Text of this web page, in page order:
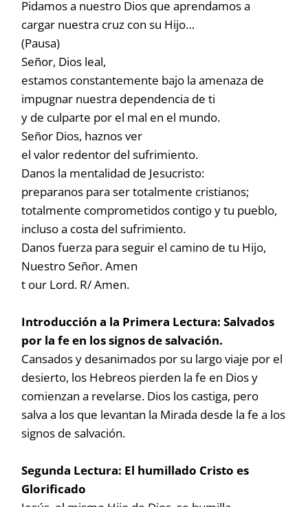
Pidamos a nuestro Dios que aprendamos a
cargar nuestra cruz con su Hijo…
(Pausa)
Señor, Dios leal,
estamos constantemente bajo la amenaza de
impugnar nuestra dependencia de ti
y de culparte por el mal en el mundo.
Señor Dios, haznos ver
el valor redentor del sufrimiento.
Danos la mentalidad de Jesucristo:
preparanos para ser totalmente cristianos;
totalmente comprometidos contigo y tu pueblo,
incluso a costa del sufrimiento.
Danos fuerza para seguir el camino de tu Hijo,
Nuestro Señor. Amen
t our Lord. R/ Amen.
Introducción a la Primera Lectura: Salvados
por la fe en los signos de salvación.
Cansados y desanimados por su largo viaje por el
desierto, los Hebreos pierden la fe en Dios y
comienzan a revelarse. Dios los castiga, pero
salva a los que levantan la Mirada desde la fe a los
signos de salvación.
Segunda Lectura: El humillado Cristo es
Glorificado